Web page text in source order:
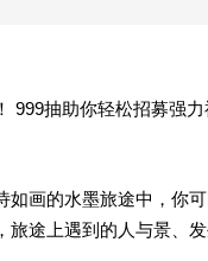
999抽助你轻松招募强
如画的水墨旅途中，你
途上遇到的人与景、发